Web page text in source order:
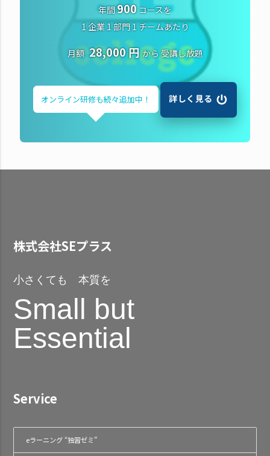
年間900コースを
1 企業 1 部門 1 チームあたり
月額 28,000 円 から受講し放題
オンライン研修も続々追加中！ 詳しく見る
株式会社SEプラス
小さくても 本質を
Small but
Essential
Service
eラーニング “独習ゼミ”